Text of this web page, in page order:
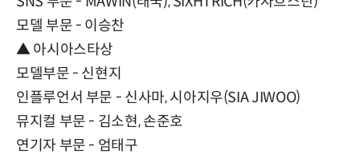
모델 부문 - 이승찬
▲ 아시아스타상
모델부문 - 신현지
인플루언서 부문 - 신사마, 시아지우(SIA JIWOO)
뮤지컬 부문 - 김소현, 손준호
연기자 부문 - 엄태구